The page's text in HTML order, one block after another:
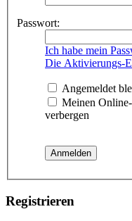
Passwort:
Ich habe mein
Die Aktivierungs-
Angemeldet
Meinen
verbergen
Registrieren